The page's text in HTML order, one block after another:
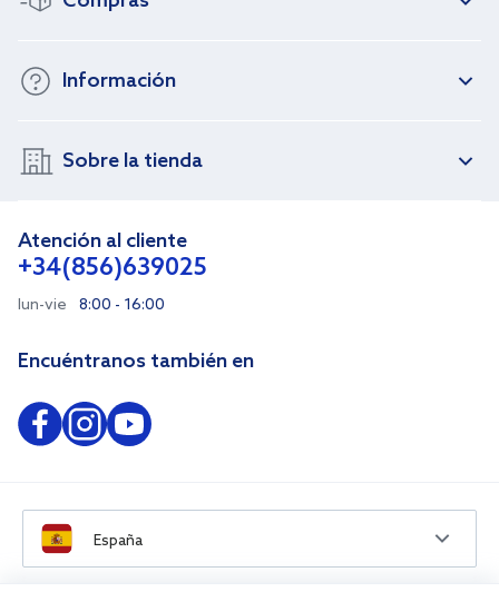
Información
Sobre la tienda
Atención al cliente
+34(856)639025
lun-vie 8:00 - 16:00
Encuéntranos también en
España